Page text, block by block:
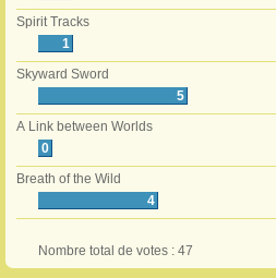
Spirit Tracks
1
Skyward Sword
5
A Link between Worlds
0
Breath of the Wild
4
Nombre total de votes : 47